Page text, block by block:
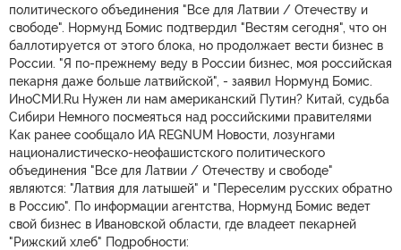
политического объединения "Все для Латвии / Отечеству и
свободе". Нормунд Бомис подтвердил "Вестям сегодня", что он
баллотируется от этого блока, но продолжает вести бизнес в
России. "Я по-прежнему веду в России бизнес, моя российская
пекарня даже больше латвийской", - заявил Нормунд Бомис.
ИноСМИ.Ru Нужен ли нам американский Путин? Китай, судьба
Сибири Немного посмеяться над российскими правителями
Как ранее сообщало ИА REGNUM Новости, лозунгами
националистическо-неофашистского политического
объединения "Все для Латвии / Отечеству и свободе"
являются: "Латвия для латышей" и "Переселим русских обратно
в Россию". По информации агентства, Нормунд Бомис ведет
свой бизнес в Ивановской области, где владеет пекарней
"Рижский хлеб" Подробности: